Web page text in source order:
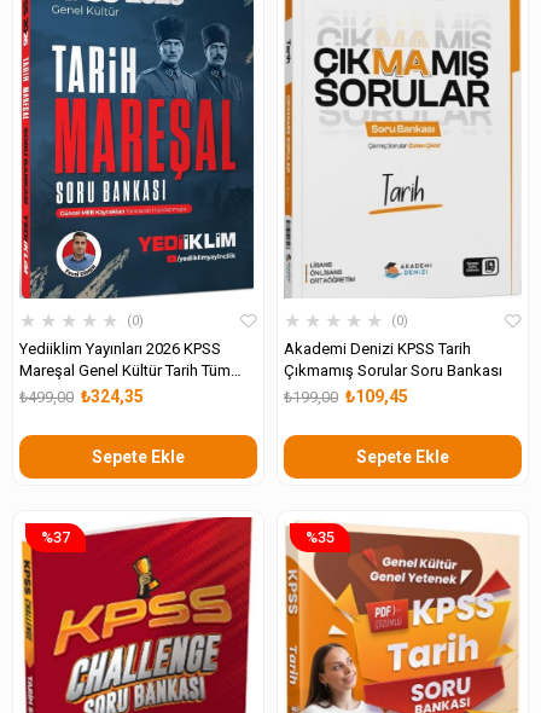
★ ★ ★ ★ ★ 0
Yediiklim Yayınları 2026 KPSS
Mareşal Genel Kültür Tarih Tüm
Adaylar İçin Soru Bankası
₺324,35
₺499,00
Sepete Ekle
★ ★ ★ ★ ★ 0
Akademi Denizi KPSS Tarih
Çıkmamış Sorular Soru Bankası
₺109,45
₺199,00
Sepete Ekle
%37 %35